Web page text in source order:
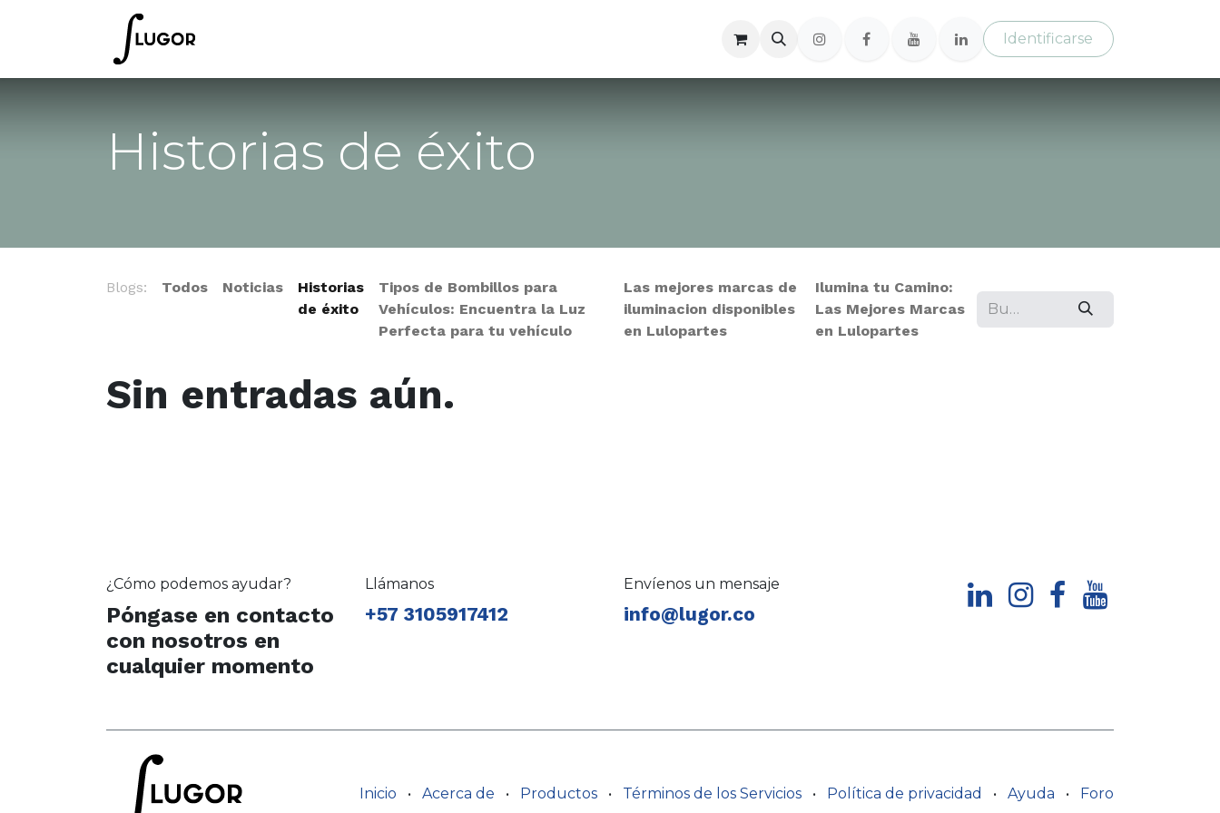
Identificarse
Historias de éxito
Blogs: Todos Noticias
Historias
de éxito
Tipos de Bombillos para
Vehículos: Encuentra la Luz
Perfecta para tu vehículo
Las mejores marcas de
iluminacion disponibles
en Lulopartes
Ilumina tu Camino:
Las Mejores Marcas
en Lulopartes
Sin entradas aún.
¿Cómo podemos ayudar?
Póngase en contacto
con nosotros en
cualquier momento
Llámanos
+57 3105917412
Envíenos un mensaje
info@lugor.co
Inicio • Acerca de • Productos • Términos de los Servicios • Política de privacidad • Ayuda • Foro